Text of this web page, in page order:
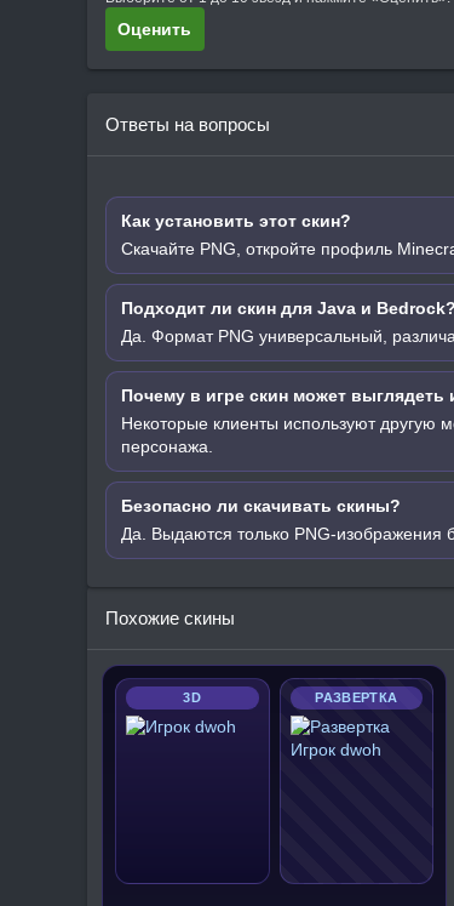
Оценить
Ответы на вопросы
Как установить этот скин?
Скачайте PNG, откройте профиль
Подходит ли скин для Java и Bedrock?
Да. Формат PNG универсальный,
Почему в игре скин может выглядеть
Некоторые клиенты используют другую
персонажа.
Безопасно ли скачивать скины?
Да. Выдаются только PNG-изображения
Похожие скины
3D РАЗВЕРТКА